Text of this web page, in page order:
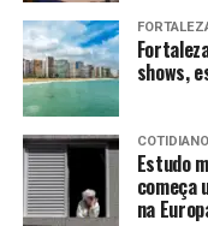
shows,
COTIDIANO
Estudo
começa
na